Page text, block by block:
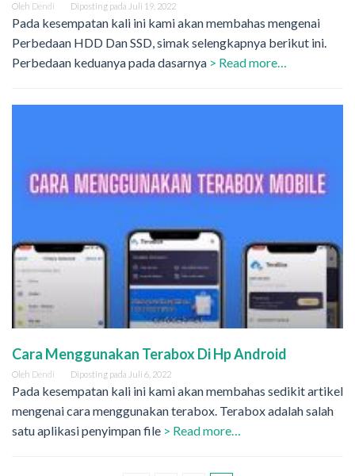
Oleh Dendi Diposting pada Juli 19, 2022
Pada kesempatan kali ini kami akan membahas mengenai
Perbedaan HDD Dan SSD, simak selengkapnya berikut ini.
Perbedaan keduanya pada dasarnya > Read more…
Cara Menggunakan Terabox Di Hp Android
Oleh Dendi Diposting pada Juli 6, 2022
Pada kesempatan kali ini kami akan membahas sedikit artikel
mengenai cara menggunakan terabox. Terabox adalah salah
satu aplikasi penyimpan file > Read more…